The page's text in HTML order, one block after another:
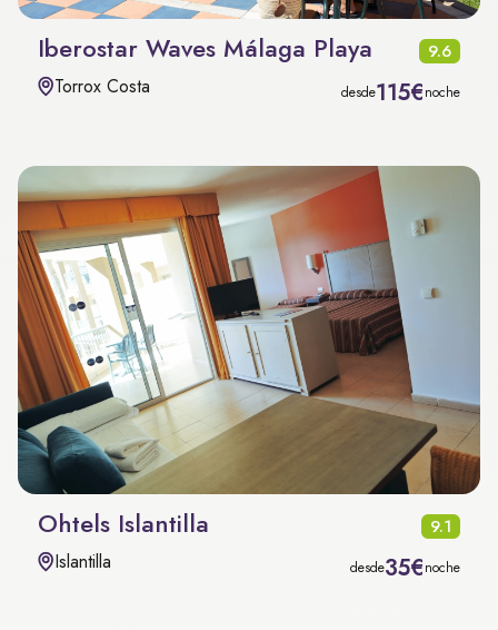
Iberostar Waves Málaga Playa 9.6
Torrox Costa desde115€noche
Ohtels Islantilla 9.1
Islantilla desde35€noche